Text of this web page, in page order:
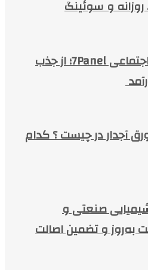
و سوئینگ
خدمات شبکه‌های اجتماعی 7Panel؛ از جذب
آجدار در چیست ؟ کدام
صنعتی و
به‌روز و تضمین اصالت